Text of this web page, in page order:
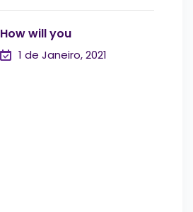
How will you
1 de Janeiro, 2021